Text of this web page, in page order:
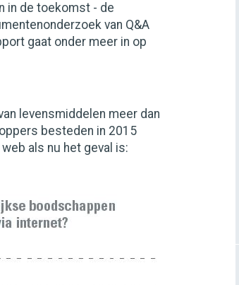
in de toekomst - de
van Q&A
gaat onder meer in op
levensmiddelen meer dan
besteden in 2015
als nu het geval is: